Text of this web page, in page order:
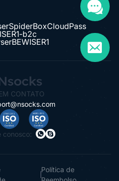
SpiderBoxCloudPass
b2c
BEWISER1
CONTATO
conosco:
Política de